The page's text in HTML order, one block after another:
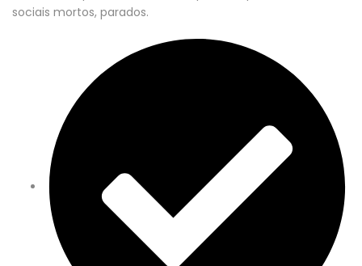
sociais mortos, parados.